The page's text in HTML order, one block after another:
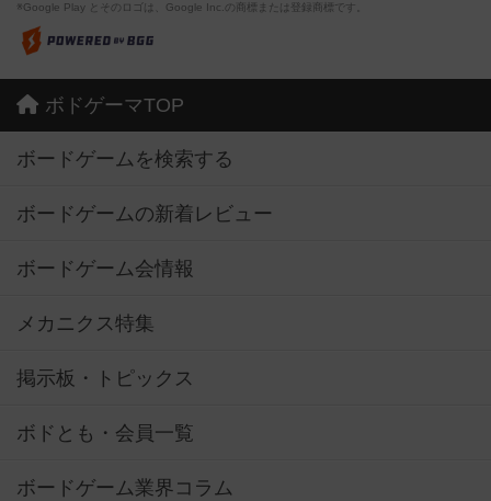
※Google Play とそのロゴは、Google Inc.の商標または登録商標です。
ボドゲーマTOP
ボードゲームを検索する
ボードゲームの新着レビュー
ボードゲーム会情報
メカニクス特集
掲示板・トピックス
ボドとも・会員一覧
ボードゲーム業界コラム